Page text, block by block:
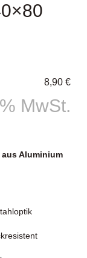
8,90€
MwSt.
Aluminium